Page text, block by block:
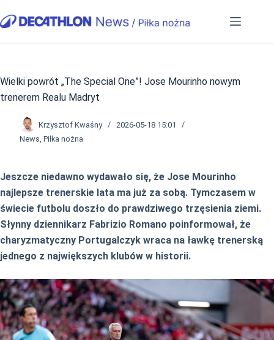
do
Wielki powrót „The Special One”! Jose Mourinho nowym
trenerem Realu Madryt
Krzysztof Kwaśny
2026-05-18 15:01
News, Piłka nożna
Jeszcze niedawno wydawało się, że Jose Mourinho
najlepsze trenerskie lata ma już za sobą. Tymczasem w
świecie futbolu doszło do prawdziwego trzęsienia ziemi.
Słynny dziennikarz Fabrizio Romano poinformował, że
charyzmatyczny Portugalczyk wraca na ławkę trenerską
jednego z największych klubów w historii.